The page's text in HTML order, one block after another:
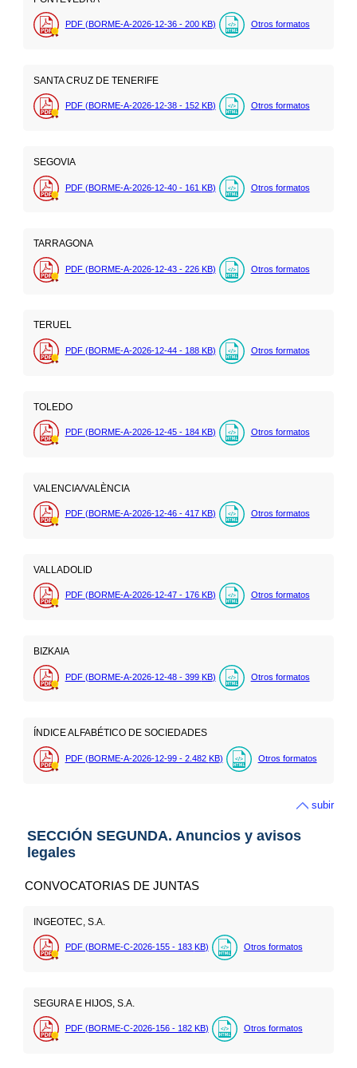
PDF (BORME-A-2026-12-36 - 200 KB) Otros formatos
SANTA CRUZ DE TENERIFE
PDF (BORME-A-2026-12-38 - 152 KB) Otros formatos
SEGOVIA
PDF (BORME-A-2026-12-40 - 161 KB) Otros formatos
TARRAGONA
PDF (BORME-A-2026-12-43 - 226 KB) Otros formatos
TERUEL
PDF (BORME-A-2026-12-44 - 188 KB) Otros formatos
TOLEDO
PDF (BORME-A-2026-12-45 - 184 KB) Otros formatos
VALENCIA/VALÈNCIA
PDF (BORME-A-2026-12-46 - 417 KB) Otros formatos
VALLADOLID
PDF (BORME-A-2026-12-47 - 176 KB) Otros formatos
BIZKAIA
PDF (BORME-A-2026-12-48 - 399 KB) Otros formatos
ÍNDICE ALFABÉTICO DE SOCIEDADES
PDF (BORME-A-2026-12-99 - 2.482 KB) Otros formatos
subir
SECCIÓN SEGUNDA. Anuncios y avisos
legales
CONVOCATORIAS DE JUNTAS
INGEOTEC, S.A.
PDF (BORME-C-2026-155 - 183 KB) Otros formatos
SEGURA E HIJOS, S.A.
PDF (BORME-C-2026-156 - 182 KB) Otros formatos